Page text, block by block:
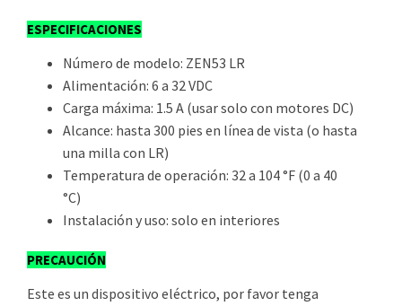
ESPECIFICACIONES
Número de modelo: ZEN53 LR
Alimentación: 6 a 32 VDC
Carga máxima: 1.5 A (usar solo con motores DC)
Alcance: hasta 300 pies en línea de vista (o hasta
una milla con LR)
Temperatura de operación: 32 a 104 °F (0 a 40
°C)
Instalación y uso: solo en interiores
PRECAUCIÓN
Este es un dispositivo eléctrico, por favor tenga